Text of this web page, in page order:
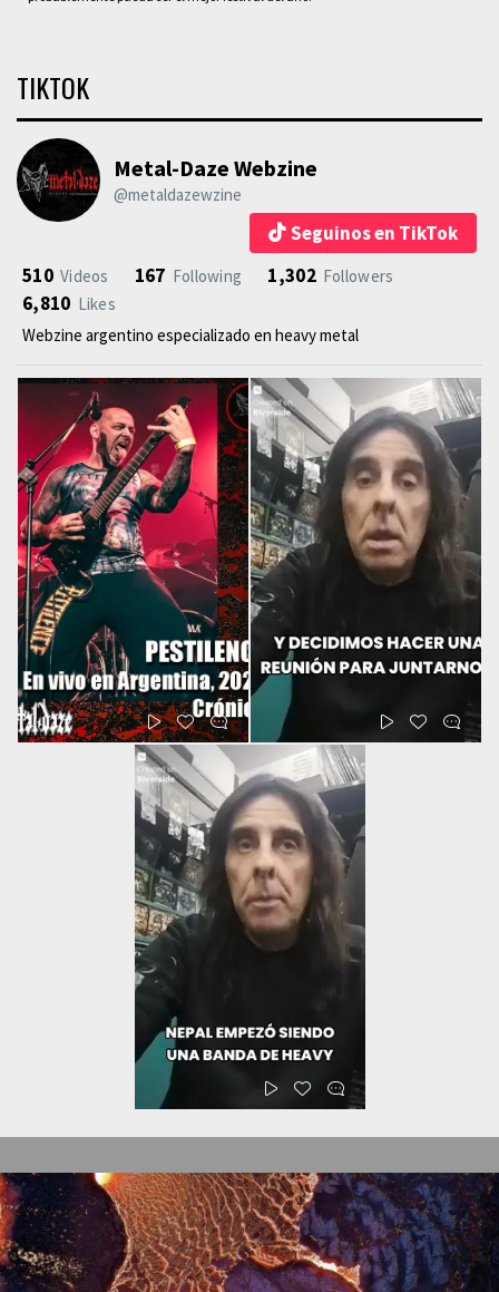
TIKTOK
Metal-Daze Webzine
@metaldazewzine
Seguinos en TikTok
510 Videos 167 Following 1,302 Followers
6,810 Likes
Webzine argentino especializado en heavy metal